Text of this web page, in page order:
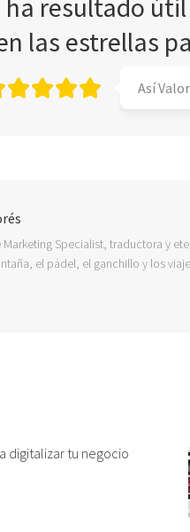
ha resultado
las estrellas
Así
Specialist, traductora y
el pádel, el ganchillo y los
digitalizar tu negocio